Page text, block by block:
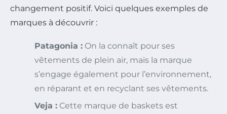
changement positif. Voici quelques exemples de
marques à découvrir :
Patagonia : On la connaît pour ses
vêtements de plein air, mais la marque
s’engage également pour l’environnement,
en réparant et en recyclant ses vêtements.
Veja : Cette marque de baskets est